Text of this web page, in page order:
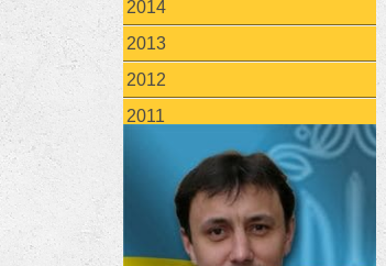
2014
2013
2012
2011